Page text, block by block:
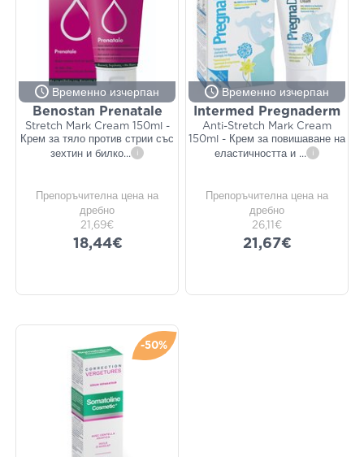
Временно изчерпан
Benostan Prenatale
Stretch Mark Cream 150ml -
Крем за тяло против стрии със
зехтин и билко... i
Препоръчителна цена на
дребно
21,69€
18,44€
Временно изчерпан
Intermed Pregnaderm
Anti-Stretch Mark Cream
150ml - Крем за повишаване на
еластичността и ... i
Препоръчителна цена на
дребно
26,11€
21,67€
-50%